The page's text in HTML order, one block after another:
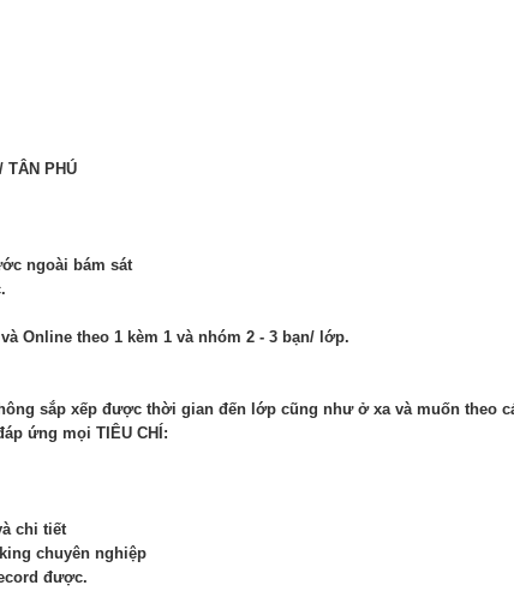
TÂN PHÚ
ngoài bám sát
Online theo 1 kèm 1 và nhóm 2 - 3 bạn/ lớp.
sắp xếp được thời gian đến lớp cũng như ở xa và muốn theo
ứng mọi TIÊU CHÍ:
chi tiết
chuyên nghiệp
được.